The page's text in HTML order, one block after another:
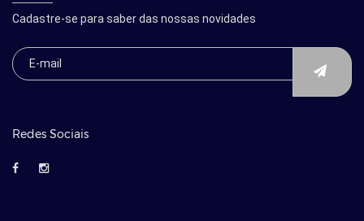
Cadastre-se para saber das nossas novidades
Redes Sociais